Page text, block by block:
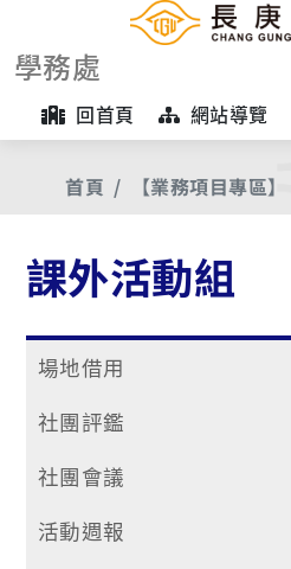
學務處
回首頁 網站導覽
首頁 【業務項目專區】
課外活動組
場地借用
社團評鑑
社團會議
活動週報